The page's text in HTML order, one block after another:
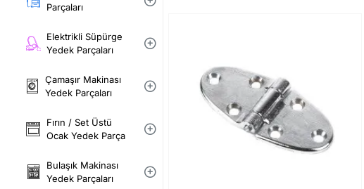
Parçaları
Elektrikli Süpürge
Yedek Parçaları
Çamaşır Makinası
Yedek Parçaları
Fırın / Set Üstü
Ocak Yedek Parça
Bulaşık Makinası
Yedek Parçaları